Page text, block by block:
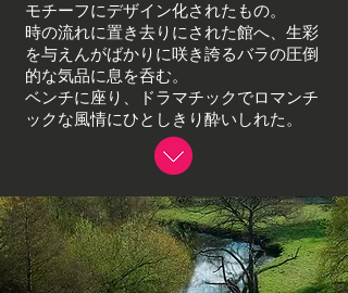
モチーフにデザイン化されたもの。
時の流れに置き去りにされた館へ、生彩
を与えんがばかりに咲き誇るバラの圧倒
的な気品に息を呑む。
ベンチに座り、ドラマチックでロマンチ
ックな風情にひとしきり酔いしれた。